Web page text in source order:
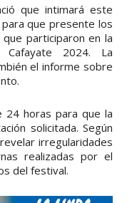
que intimará este
que presente los
participaron en la
2024. La
el informe sobre
24 horas para que la
solicitada. Según
irregularidades
realizadas por el
del festival.